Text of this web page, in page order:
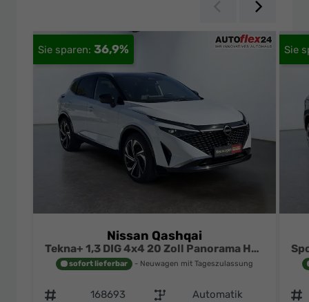
Zurück
36,9%
Nissan Qashqai
Tekna+ 1,3 DIG 4x4 20 Zoll Panorama Head-up 360° Leder Massage Navi el Heckklappe
sofort lieferbar Neuwagen mit Tageszulassung
Fahrzeugnr. 168693 Getriebe
Automatik
Fahrzeugnr.